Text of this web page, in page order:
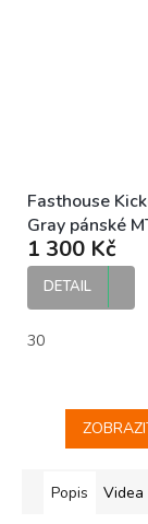
Fasthouse
Gray pánské
kraťasy
1 300 Kč
DETAIL
30
Popis Videa